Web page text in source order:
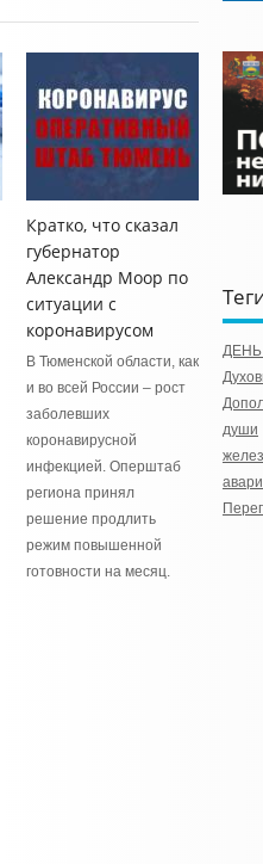
Кратко, что сказал
губернатор
Александр Моор по
ситуации с
коронавирусом
В Тюменской области, как
и во всей России – рост
заболевших
коронавирусной
инфекцией. Оперштаб
региона принял
решение продлить
режим повышенной
готовности на месяц.
души